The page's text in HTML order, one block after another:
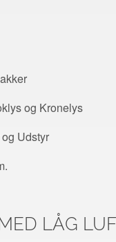
og Kronelys
Udstyr
LÅG